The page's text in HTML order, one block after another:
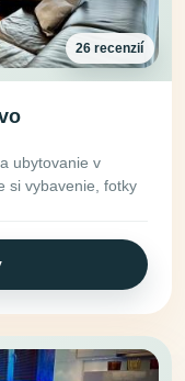
26 recenzií
ubytovanie v
si vybavenie, fotky